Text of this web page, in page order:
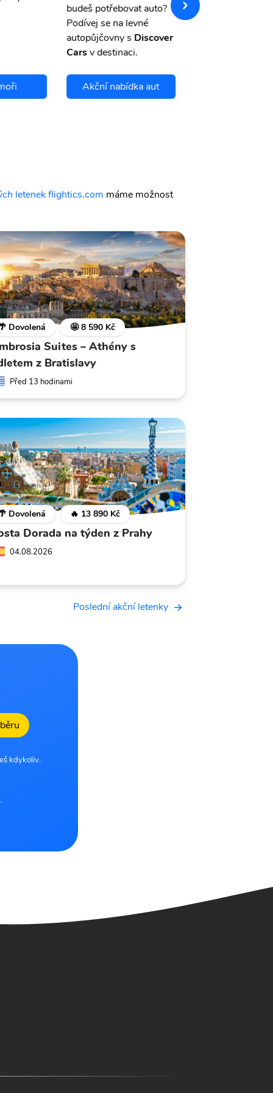
budeš potřebovat auto?
Podívej se na levné
autopůjčovny s Discover
Carsv destinaci.
Akční nabídka aut
storno.
letenek flightics.com máme možnost
Dovolená 🤩 8 590 Kč
Suites – Athény s
z Bratislavy
Před 13 hodinami
Dovolená 🔥 13 890 Kč
Dorada na týden z Prahy
04.08.2026
Poslední akční letenky
kdykoliv.